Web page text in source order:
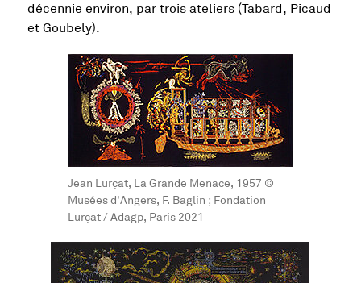
décennie environ, par trois ateliers (Tabard, Picaud
et Goubely).
Jean Lurçat, La Grande Menace, 1957 ©
Musées d'Angers, F. Baglin ; Fondation
Lurçat / Adagp, Paris 2021